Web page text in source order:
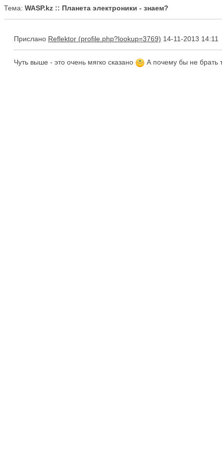
Тема: WASP.kz :: Планета электроники - знаем?
Прислано Reflektor 14-11-2013 14:11
Чуть выше - это очень мягко сказано А почему бы не брать